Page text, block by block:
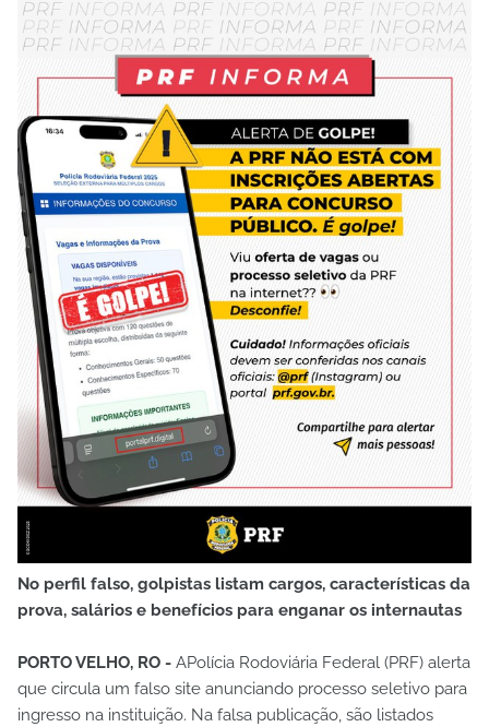
No perfil falso, golpistas listam cargos, características da
prova, salários e benefícios para enganar os internautas
PORTO VELHO, RO - APolícia Rodoviária Federal (PRF) alerta
que circula um falso site anunciando processo seletivo para
ingresso na instituição. Na falsa publicação, são listados